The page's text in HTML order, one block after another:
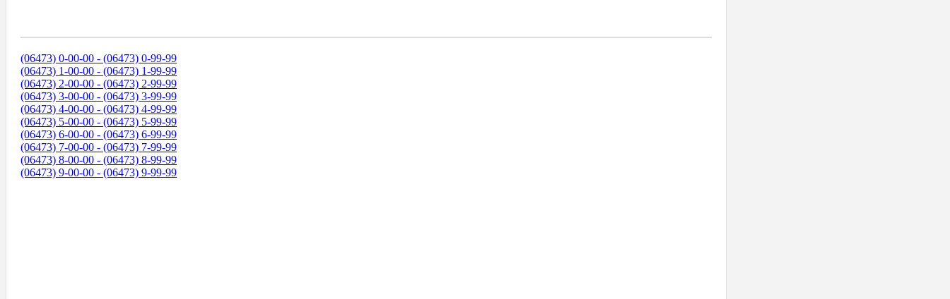
(06473) 0-00-00 - (06473) 0-99-99
(06473) 1-00-00 - (06473) 1-99-99
(06473) 2-00-00 - (06473) 2-99-99
(06473) 3-00-00 - (06473) 3-99-99
(06473) 4-00-00 - (06473) 4-99-99
(06473) 5-00-00 - (06473) 5-99-99
(06473) 6-00-00 - (06473) 6-99-99
(06473) 7-00-00 - (06473) 7-99-99
(06473) 8-00-00 - (06473) 8-99-99
(06473) 9-00-00 - (06473) 9-99-99